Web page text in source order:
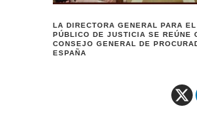
LA DIRECTORA GENERAL PARA
PÚBLICO DE JUSTICIA SE REÚNE
CONSEJO GENERAL DE
ESPAÑA